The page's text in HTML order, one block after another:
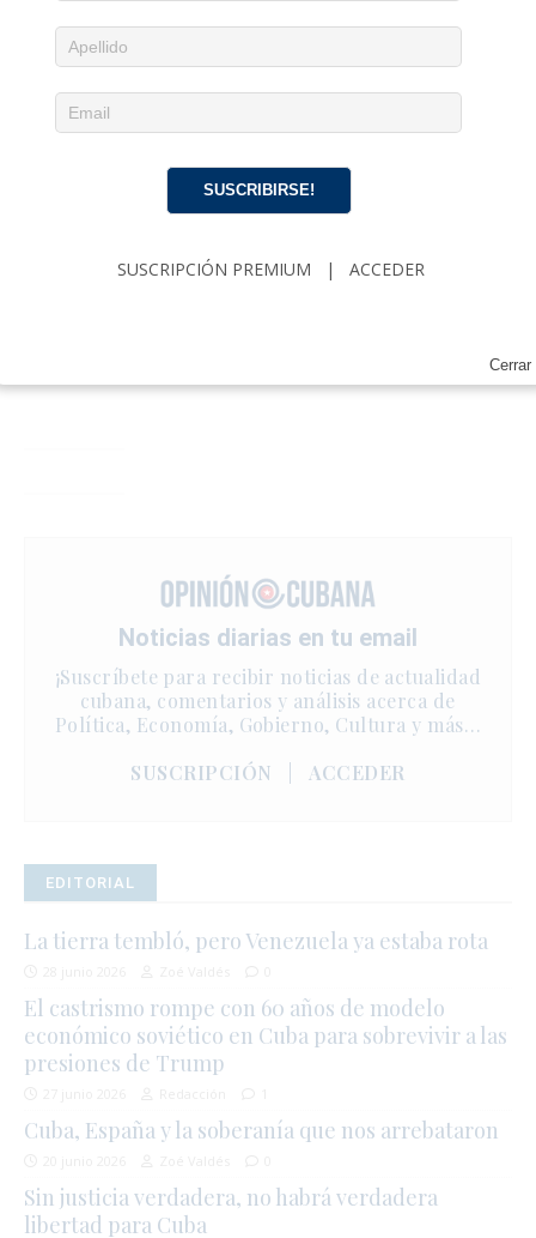
Noticias diarias en tu email
¡Suscríbete para recibir noticias de actualidad
cubana, comentarios y análisis acerca de
Política, Economía, Gobierno, Cultura y más…
SUSCRIPCIÓN
ACCEDER
EDITORIAL
La tierra tembló, pero Venezuela ya estaba rota
El castrismo rompe con 60 años de modelo
económico soviético en Cuba para sobrevivir a las
presiones de Trump
Cuba, España y la soberanía que nos arrebataron
Sin justicia verdadera, no habrá verdadera
libertad para Cuba
Cerrar
SUSCRIBIRSE!
SUSCRIPCIÓN PREMIUM | ACCEDER